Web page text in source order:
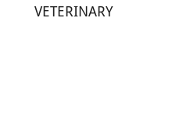
VETERINARY